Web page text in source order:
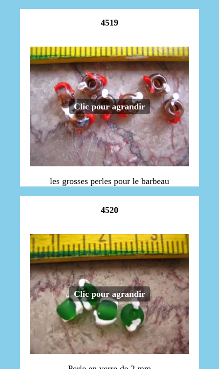
4519
Clic pour agrandir
les grosses perles pour le barbeau
4520
Clic pour agrandir